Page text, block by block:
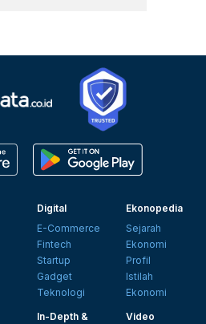
Digital
E-Commerce
Fintech
Startup
Gadget
Teknologi
Ekonopedia
Sejarah
Ekonomi
Profil
Istilah
Ekonomi
In-Depth &
Video